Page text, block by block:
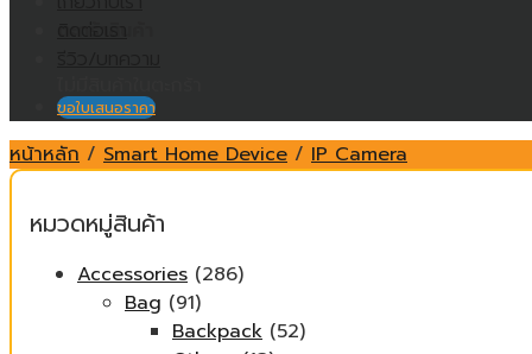
ขอใบเสนอราคา
หน้าหลัก / Smart Home Device / IP Camera
หมวดหมู่สินค้า
Accessories (286)
Bag (91)
Backpack (52)